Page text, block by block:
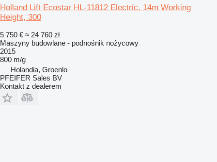
Holland Lift Ecostar HL-11812 Electric, 14m Working
Height, 300
5 750 € ≈ 24 760 zł
Maszyny budowlane - podnośnik nożycowy
2015
800 m/g
Holandia, Groenlo
PFEIFER Sales BV
Kontakt z dealerem